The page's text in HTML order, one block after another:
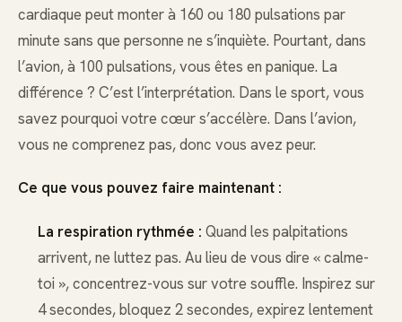
cardiaque peut monter à 160 ou 180 pulsations par
minute sans que personne ne s’inquiète. Pourtant, dans
l’avion, à 100 pulsations, vous êtes en panique. La
différence ? C’est l’interprétation. Dans le sport, vous
savez pourquoi votre cœur s’accélère. Dans l’avion,
vous ne comprenez pas, donc vous avez peur.
Ce que vous pouvez faire maintenant :
La respiration rythmée : Quand les palpitations
arrivent, ne luttez pas. Au lieu de vous dire « calme-
toi », concentrez-vous sur votre souffle. Inspirez sur
4 secondes, bloquez 2 secondes, expirez lentement